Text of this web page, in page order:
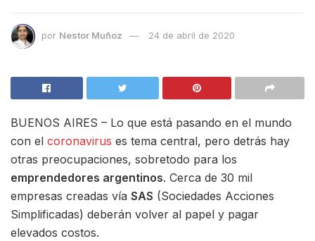
por Nestor Muñoz 24 de abril de 2020
BUENOS AIRES – Lo que está pasando en el mundo
con el coronavirus es tema central, pero detrás hay
otras preocupaciones, sobretodo para los
emprendedores argentinos. Cerca de 30 mil
empresas creadas vía SAS (Sociedades Acciones
Simplificadas) deberán volver al papel y pagar
elevados costos.